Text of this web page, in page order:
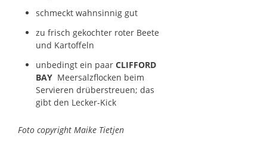
schmeckt wahnsinnig gut
zu frisch gekochter roter Beete
und Kartoffeln
unbedingt ein paar CLIFFORD
BAY Meersalzflocken beim
Servieren drüberstreuen; das
gibt den Lecker-Kick
Foto copyright Maike Tietjen